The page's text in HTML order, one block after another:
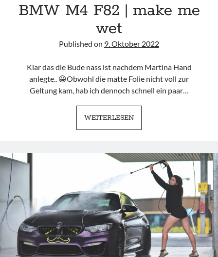
BMW M4 F82 | make me
wet
Published on 9. Oktober 2022
Klar das die Bude nass ist nachdem Martina Hand
anlegte.. 😀Obwohl die matte Folie nicht voll zur
Geltung kam, hab ich dennoch schnell ein paar…
WEITERLESENBMW
M4
|
MAKE
ME